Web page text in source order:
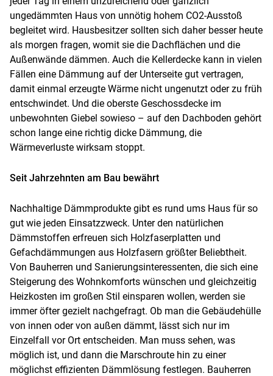
ungedämmten Haus von unnötig hohem CO2-Ausstoß
begleitet wird. Hausbesitzer sollten sich daher besser heute
als morgen fragen, womit sie die Dachflächen und die
Außenwände dämmen. Auch die Kellerdecke kann in vielen
Fällen eine Dämmung auf der Unterseite gut vertragen,
damit einmal erzeugte Wärme nicht ungenutzt oder zu früh
entschwindet. Und die oberste Geschossdecke im
unbewohnten Giebel sowieso – auf den Dachboden gehört
schon lange eine richtig dicke Dämmung, die
Wärmeverluste wirksam stoppt.
Seit Jahrzehnten am Bau bewährt
Nachhaltige Dämmprodukte gibt es rund ums Haus für so
gut wie jeden Einsatzzweck. Unter den natürlichen
Dämmstoffen erfreuen sich Holzfaserplatten und
Gefachdämmungen aus Holzfasern größter Beliebtheit.
Von Bauherren und Sanierungsinteressenten, die sich eine
Steigerung des Wohnkomforts wünschen und gleichzeitig
Heizkosten im großen Stil einsparen wollen, werden sie
immer öfter gezielt nachgefragt. Ob man die Gebäudehülle
von innen oder von außen dämmt, lässt sich nur im
Einzelfall vor Ort entscheiden. Man muss sehen, was
möglich ist, und dann die Marschroute hin zu einer
möglichst effizienten Dämmlösung festlegen. Bauherren